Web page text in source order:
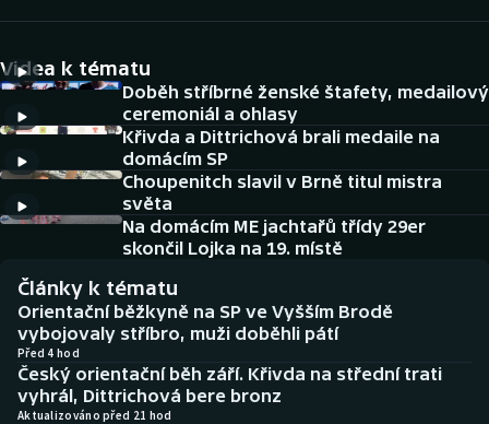
Cyklistika
DALŠÍ SPORTY
Americký fotbal
Baseball a softbal
Basketbal
Biatlon
Boby a skeleton
NEPŘEHLÉDNĚTE
Historické návraty
Aplikace ČT sport
AZ kvíz
Videa k tématu
Doběh stříbrné ženské štafety, medailový
ceremoniál a ohlasy
Křivda a Dittrichová brali medaile na
domácím SP
Choupenitch slavil v Brně titul mistra
světa
Na domácím ME jachtařů třídy 29er
skončil Lojka na 19. místě
Články k tématu
Orientační běžkyně na SP ve Vyšším Brodě
vybojovaly stříbro, muži doběhli pátí
Před 4 hod
Český orientační běh září. Křivda na střední trati
vyhrál, Dittrichová bere bronz
Aktualizováno před 21 hod